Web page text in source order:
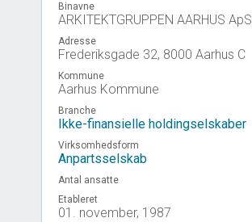
Binavne
ARKITEKTGRUPPEN AARHUS ApS
Adresse
Frederiksgade 32, 8000 Aarhus C
Kommune
Aarhus Kommune
Branche
Ikke-finansielle holdingselskaber
Virksomhedsform
Anpartsselskab
Antal ansatte
Etableret
01. november, 1987